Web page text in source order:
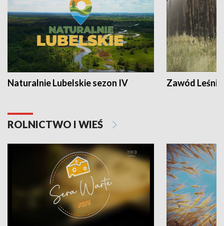
Naturalnie Lubelskie sezon IV Zawód Leśnik
ROLNICTWO I WIEŚ